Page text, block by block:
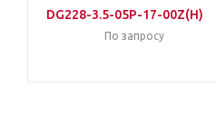
DG228-3.5-05P-17-00Z(H)
По запросу